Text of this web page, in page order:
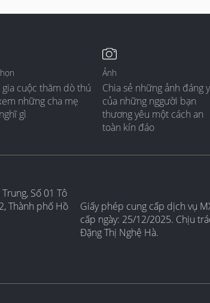
gia cuộc thăm dò thú
những cha mẹ
gì
Ảnh
Chia sẻ những ảnh đáng
của những nggười bạn
thương yêu một cách an
toàn kín đáo
Số 01 Tô
Thành phố Hồ
Giấy phép cung cấp dịch vụ
cấp ngày: 25/12/2025. Chịu
Đặng Thị Nghệ Hà.